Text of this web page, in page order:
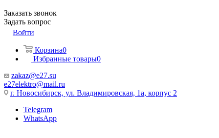
Заказать звонок
Задать вопрос
Войти
Корзина0
Избранные товары0
zakaz@e27.su
e27elektro@mail.ru
г. Новосибирск, ул. Владимировская, 1а, корпус 2
Telegram
WhatsApp